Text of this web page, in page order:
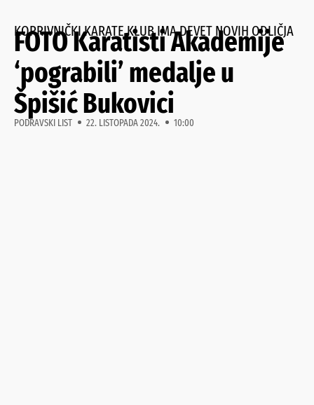
KOPRIVNIČKI KARATE KLUB IMA DEVET NOVIH ODLIČJA
FOTO Karatisti Akademije
‘pograbili’ medalje u
Špišić Bukovici
PODRAVSKI LIST 22. LISTOPADA 2024. 10:00